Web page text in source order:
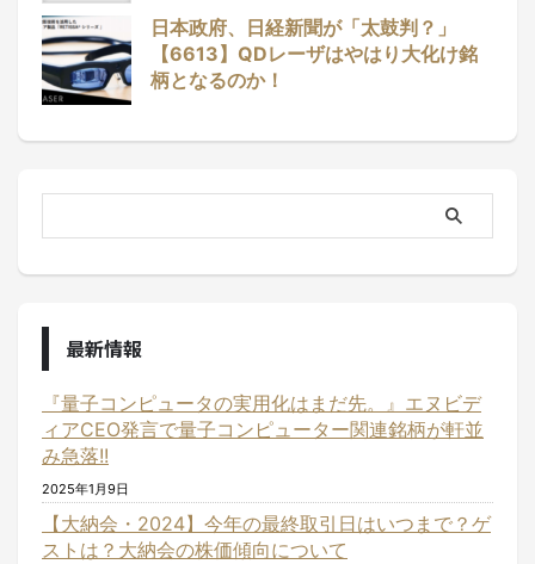
日本政府、日経新聞が「太鼓判？」
【6613】QDレーザはやはり大化け銘
柄となるのか！
最新情報
『量子コンピュータの実用化はまだ先。』エヌビデ
ィアCEO発言で量子コンピューター関連銘柄が軒並
み急落!!
2025年1月9日
【大納会・2024】今年の最終取引日はいつまで？ゲ
ストは？大納会の株価傾向について